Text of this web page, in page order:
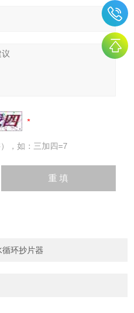
，如：三加四=7
环抄片器